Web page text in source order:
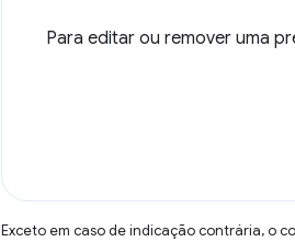
Para editar ou remover uma
Exceto em caso de indicação contrária, o